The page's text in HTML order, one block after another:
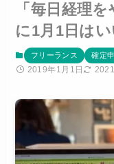
「毎日経理
に1月1日は
フリーランス 確定
2019年1月1日